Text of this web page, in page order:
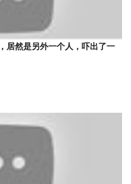
居然是另外一个人，吓出了一